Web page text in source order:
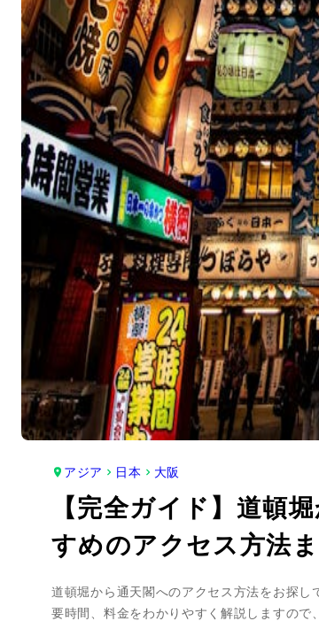
アジア 日本 大阪
【完全ガイド】道頓
すめのアクセス方法
道頓堀から通天閣へのアクセス方法をお探
要時間、料金をわかりやすく解説しますの